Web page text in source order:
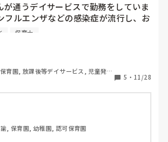
通うデイサービスで勤務をしていま
フルエンザなどの感染症が流行し、お
ている状況です。お子さんにとって実
保育士
育園, 放課後等デイサービス, 児童発達
5 ・ 11/28
, 保育園, 幼稚園, 認可保育園